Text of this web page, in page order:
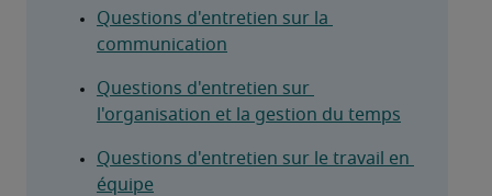
Questions d'entretien sur la
communication
Questions d'entretien sur
l'organisation et la gestion du temps
Questions d'entretien sur le travail en
équipe